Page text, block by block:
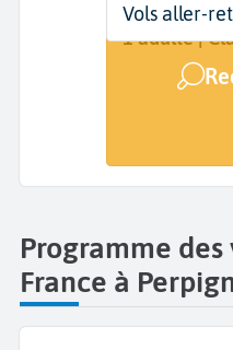
Départ
Perpignan
Dates
Dates de
Voyageurs |
1 adulte |
Vols aller-
Programme des
France à